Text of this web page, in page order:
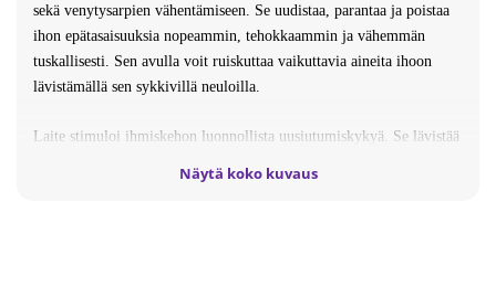
sekä venytysarpien vähentämiseen. Se uudistaa, parantaa ja poistaa
ihon epätasaisuuksia nopeammin, tehokkaammin ja vähemmän
tuskallisesti. Sen avulla voit ruiskuttaa vaikuttavia aineita ihoon
lävistämällä sen sykkivillä neuloilla.
Laite stimuloi ihmiskehon luonnollista uusiutumiskykyä. Se lävistää
kollageenin ja elastiinin lisääntyminen. Sen mikroneulat tunkeutuvat
Näytä koko kuvaus